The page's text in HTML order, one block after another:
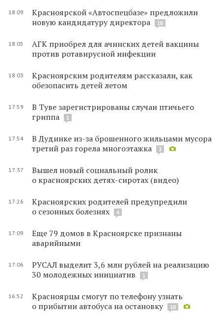
18:09
Красноярской «Автоспецбазе» предложили
новую кандидатуру директора
16
18:05
АГК приобрел для ачинских детей вакцины
против ротавирусной инфекции
18:03
Красноярским родителям рассказали, как
обезопасить детей летом
17:59
В Туве зарегистрированы случаи птичьего
гриппа
1
17:54
В Дудинке из-за брошенного жильцами мусора
третий раз горела многоэтажка
3
17:37
Вышел новый социальный ролик
о красноярских детях-сиротах (видео)
17:26
Красноярских родителей предупредили
о сезонных болезнях
4
17:09
Еще 79 домов в Красноярске признаны
аварийными
17:06
РУСАЛ выделит 3,6 млн рублей на реализацию
30 молодежных инициатив
1
16:52
Красноярцы смогут по телефону узнать
о прибытии автобуса на остановку
18